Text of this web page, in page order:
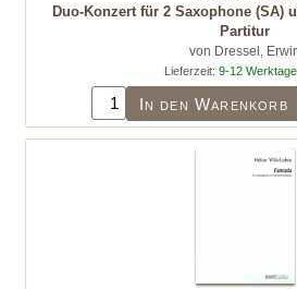
Duo-Konzert für 2 Saxophone (SA)
Partitur
von Dressel,
Lieferzeit: 9-12 Werktage
In den Warenkorb